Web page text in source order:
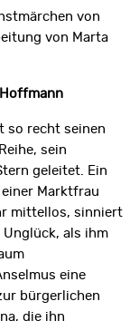
von
von Marta
Hoffmann
so recht seinen
sein
geleitet. Ein
Marktfrau
mittellos, sinniert
als ihm
eine
bürgerlichen
die ihn